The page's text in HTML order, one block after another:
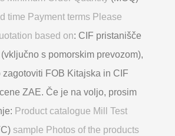
time Payment terms Please
based on: CIF pristanišče
s pomorskim prevozom),
FOB Kitajska in CIF
ZAE. Če je na voljo, prosim
Product catalogue Mill Test
sample Photos of the products